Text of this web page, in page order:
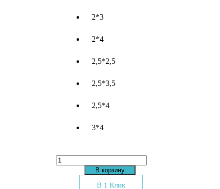
2*3
2*4
2,5*2,5
2,5*3,5
2,5*4
3*4
Количество
товара
В корзину
В 1 Клик